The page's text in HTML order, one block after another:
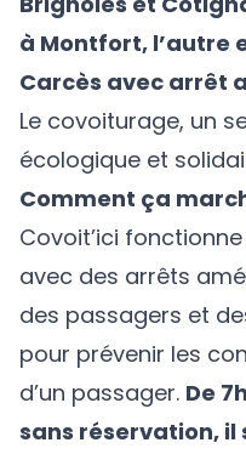
à Montfort, l’autre
Carcès avec arrêt
Le covoiturage, un
écologique et
Comment ça
Covoit’ici
avec des arrêts
des passagers et
pour prévenir les
d’un passager. De
sans réservation,